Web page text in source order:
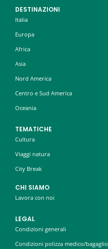
DESTINAZIONI
Italia
Europa
Africa
Asia
Nord America
Centro e Sud America
Oceania
TEMATICHE
Cultura
Viaggi natura
City Break
CHI SIAMO
Lavora con noi
LEGAL
Condizioni generali
Condizioni polizza medico/bagaglio